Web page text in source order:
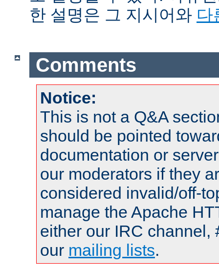
한 설명은 그 지시어와 다
Comments
Notice:
This is not a Q&A
should be pointed
documentation or
our moderators if they
considered invalid/off-
manage the Apache
either our IRC channel,
our mailing lists.